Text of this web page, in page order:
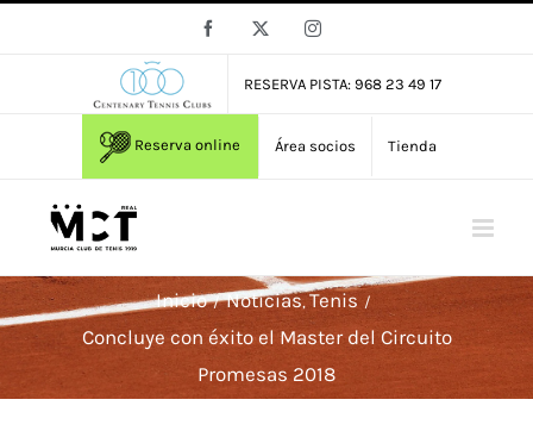
Facebook Instagram
RESERVA PISTA: 968 23 49 17
Reserva online Área socios Tienda
Inicio Noticias Tenis
Concluye con éxito el Master del Circuito
Promesas 2018